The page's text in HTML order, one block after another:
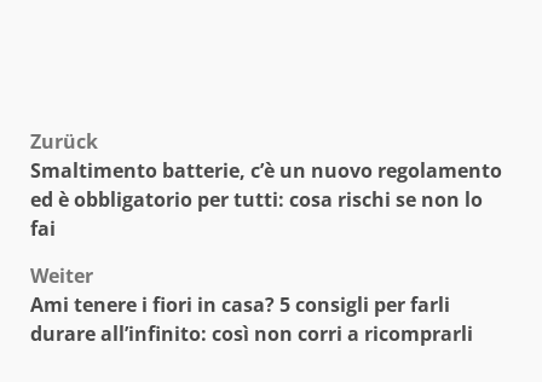
Beitragsnavigation
Zurück
Smaltimento batterie, c’è un nuovo regolamento
ed è obbligatorio per tutti: cosa rischi se non lo
fai
Weiter
Ami tenere i fiori in casa? 5 consigli per farli
durare all’infinito: così non corri a ricomprarli